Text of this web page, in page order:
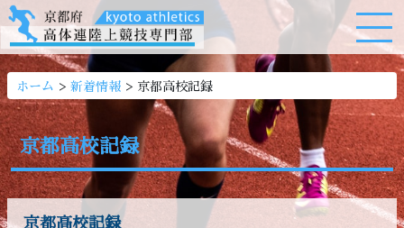
ホーム > 新着情報 > 京都高校記録
京都高校記録
京都高校記録